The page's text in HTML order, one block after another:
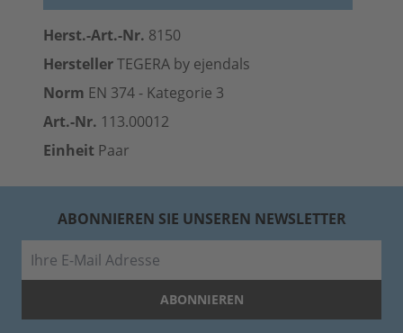
Herst.-Art.-Nr. 8150
HerstellerTEGERA by ejendals
Norm EN 374 - Kategorie 3
Art.-Nr. 113.00012
Einheit Paar
ABONNIEREN SIE UNSEREN NEWSLETTER
ABONNIEREN